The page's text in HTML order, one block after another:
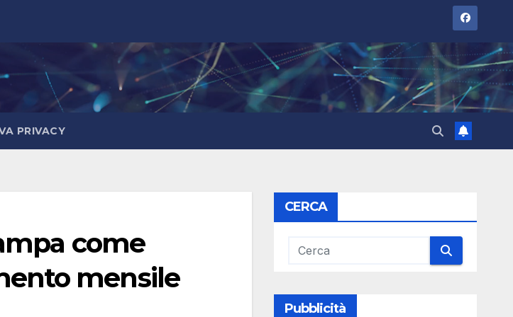
PRIVACY
come
mensile
CERCA
Pubblicità